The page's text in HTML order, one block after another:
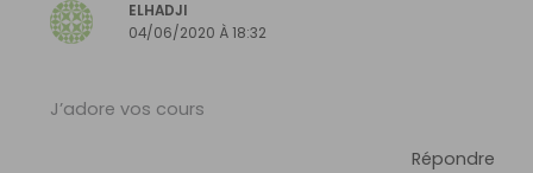
ELHADJI
04/06/2020 À 18:32
J’adore vos cours
Répondre